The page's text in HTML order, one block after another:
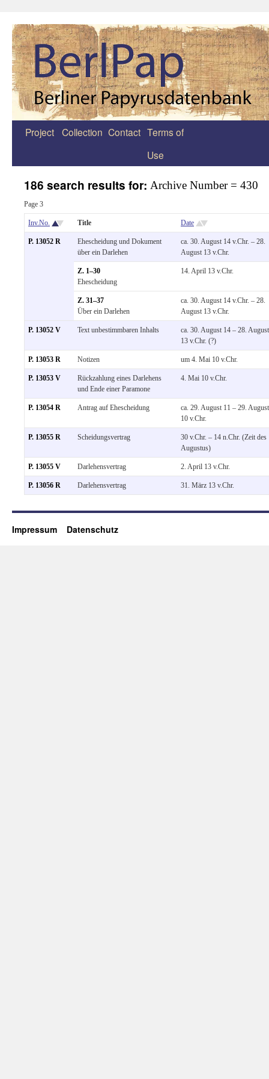
Zum
Project Collection Contact Terms of
Use
186 search results for: Archive Number = 430
Page 3
Inv.No. Title Date
P. 13052 R
Ehescheidung und Dokument
über ein Darlehen
ca. 30. August 14 v.Chr. – 28.
August 13 v.Chr.
Z. 1–30
Ehescheidung
14. April 13 v.Chr.
Z. 31–37
Über ein Darlehen
ca. 30. August 14 v.Chr. – 28.
August 13 v.Chr.
P. 13052 V Text unbestimmbaren Inhalts
ca. 30. August 14 – 28. August
13 v.Chr. (?)
P. 13053 R Notizen um 4. Mai 10 v.Chr.
P. 13053 V
Rückzahlung eines Darlehens
und Ende einer Paramone
4. Mai 10 v.Chr.
P. 13054 R Antrag auf Ehescheidung
ca. 29. August 11 – 29. August
10 v.Chr.
P. 13055 R Scheidungsvertrag
30 v.Chr. – 14 n.Chr. (Zeit des
Augustus)
P. 13055 V Darlehensvertrag 2. April 13 v.Chr.
P. 13056 R Darlehensvertrag 31. März 13 v.Chr.
Impressum Datenschutz